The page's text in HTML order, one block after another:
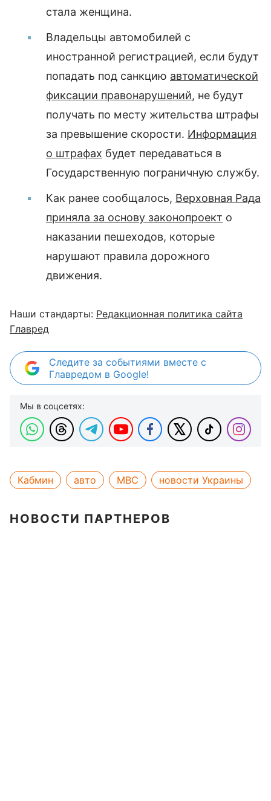
стала женщина.
Владельцы автомобилей с
иностранной регистрацией, если будут
попадать под санкцию автоматической
фиксации правонарушений, не будут
получать по месту жительства штрафы
за превышение скорости. Информация
о штрафах будет передаваться в
Государственную пограничную службу.
Как ранее сообщалось, Верховная Рада
приняла за основу законопроект о
наказании пешеходов, которые
нарушают правила дорожного
движения.
Наши стандарты: Редакционная политика сайта
Главред
Следите за событиями вместе с
Главредом в Google!
Мы в соцсетях:
Кабмин авто МВС новости Украины
НОВОСТИ ПАРТНЕРОВ